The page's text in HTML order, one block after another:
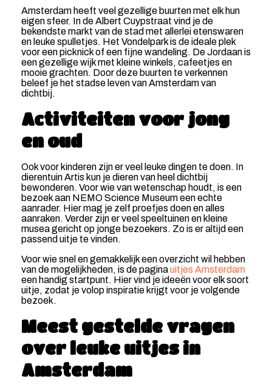
Amsterdam heeft veel gezellige buurten met elk hun
eigen sfeer. In de Albert Cuypstraat vind je de
bekendste markt van de stad met allerlei etenswaren
en leuke spulletjes. Het Vondelpark is de ideale plek
voor een picknick of een fijne wandeling. De Jordaan is
een gezellige wijk met kleine winkels, cafeetjes en
mooie grachten. Door deze buurten te verkennen
beleef je het stadse leven van Amsterdam van
dichtbij.
Activiteiten voor jong
en oud
Ook voor kinderen zijn er veel leuke dingen te doen. In
dierentuin Artis kun je dieren van heel dichtbij
bewonderen. Voor wie van wetenschap houdt, is een
bezoek aan NEMO Science Museum een echte
aanrader. Hier mag je zelf proefjes doen en alles
aanraken. Verder zijn er veel speeltuinen en kleine
musea gericht op jonge bezoekers. Zo is er altijd een
passend uitje te vinden.
Voor wie snel en gemakkelijk een overzicht wil hebben
van de mogelijkheden, is de paginauitjes Amsterdam
een handig startpunt. Hier vind je ideeën voor elk soort
uitje, zodat je volop inspiratie krijgt voor je volgende
bezoek.
Meest gestelde vragen
over leuke uitjes in
Amsterdam